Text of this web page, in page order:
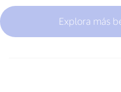
Explora más